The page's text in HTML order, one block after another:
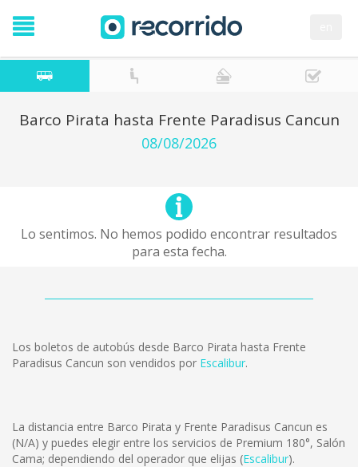
Barco Pirata hasta Frente Paradisus Cancun
08/08/2026
Lo sentimos. No hemos podido encontrar resultados
para esta fecha.
Los boletos de autobús desde Barco Pirata hasta Frente
Paradisus Cancun son vendidos por Escalibur.
La distancia entre Barco Pirata y Frente Paradisus Cancun es
(N/A) y puedes elegir entre los servicios de Premium 180°, Salón
Cama; dependiendo del operador que elijas (Escalibur).